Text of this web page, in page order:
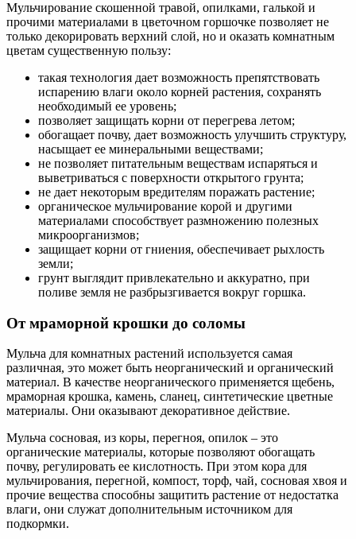
Мульчирование скошенной травой, опилками, галькой и
прочими материалами в цветочном горшочке позволяет не
только декорировать верхний слой, но и оказать комнатным
цветам существенную пользу:
такая технология дает возможность препятствовать
испарению влаги около корней растения, сохранять
необходимый ее уровень;
позволяет защищать корни от перегрева летом;
обогащает почву, дает возможность улучшить структуру,
насыщает ее минеральными веществами;
не позволяет питательным веществам испаряться и
выветриваться с поверхности открытого грунта;
не дает некоторым вредителям поражать растение;
органическое мульчирование корой и другими
материалами способствует размножению полезных
микроорганизмов;
защищает корни от гниения, обеспечивает рыхлость
земли;
грунт выглядит привлекательно и аккуратно, при
поливе земля не разбрызгивается вокруг горшка.
От мраморной крошки до соломы
Мульча для комнатных растений используется самая
различная, это может быть неорганический и органический
материал. В качестве неорганического применяется щебень,
мраморная крошка, камень, сланец, синтетические цветные
материалы. Они оказывают декоративное действие.
Мульча сосновая, из коры, перегноя, опилок – это
органические материалы, которые позволяют обогащать
почву, регулировать ее кислотность. При этом кора для
мульчирования, перегной, компост, торф, чай, сосновая хвоя и
прочие вещества способны защитить растение от недостатка
влаги, они служат дополнительным источником для
подкормки.